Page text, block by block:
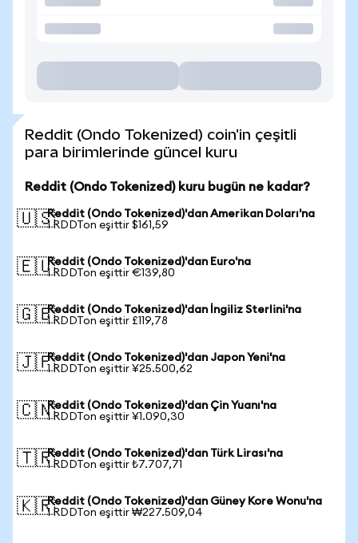
Reddit (Ondo Tokenized) coin'in çeşitli
para birimlerinde güncel kuru
Reddit (Ondo Tokenized) kuru bugün ne kadar?
🇺🇸Reddit (Ondo Tokenized)'dan Amerikan Doları'na
1 RDDTon eşittir $161,59
🇪🇺Reddit (Ondo Tokenized)'dan Euro'na
1 RDDTon eşittir €139,80
🇬🇧Reddit (Ondo Tokenized)'dan İngiliz Sterlini'na
1 RDDTon eşittir £119,78
🇯🇵Reddit (Ondo Tokenized)'dan Japon Yeni'na
1 RDDTon eşittir ¥25.500,62
🇨🇳Reddit (Ondo Tokenized)'dan Çin Yuanı'na
1 RDDTon eşittir ¥1.090,30
🇹🇷Reddit (Ondo Tokenized)'dan Türk Lirası'na
1 RDDTon eşittir ₺7.707,71
🇰🇷Reddit (Ondo Tokenized)'dan Güney Kore Wonu'na
1 RDDTon eşittir ₩227.509,04